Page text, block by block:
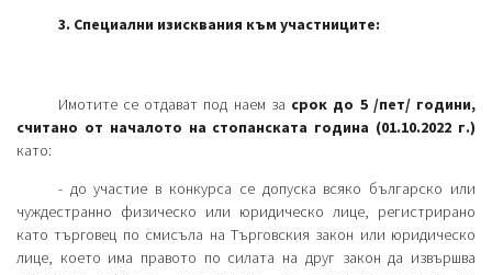
3. Специални изисквания към участниците:
Имотите се отдават под наем за срок до 5 /пет/ години,
считано от началото на стопанската година (01.10.2022 г.)
като:
- до участие в конкурса се допуска всяко българско или
чуждестранно физическо или юридическо лице, регистрирано
като търговец по смисъла на Търговския закон или юридическо
лице, което има правото по силата на друг закон да извършва